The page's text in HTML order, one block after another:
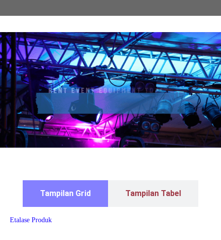
Tampilan Grid Tampilan Tabel
Etalase Produk